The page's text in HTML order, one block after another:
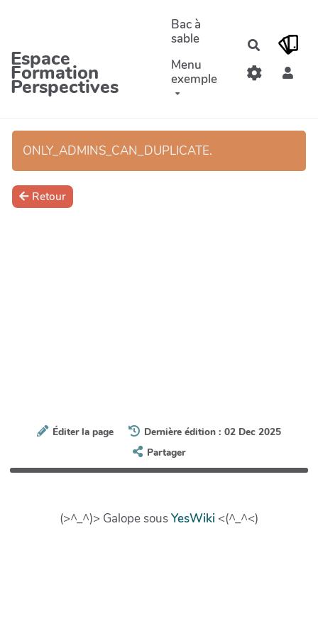
Espace
Formation
Perspectives
Bac à
sable
Menu
exemple
ONLY_ADMINS_CAN_DUPLICATE.
Retour
Éditer la page
Dernière édition : 02 Dec 2025
Partager
(>^_^)> Galope sousYesWiki <(^_^<)